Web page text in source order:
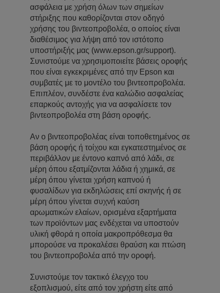
ασφάλεια με χρήση όλων των σημείων
στήριξης που καθορίζονται στον οδηγό
χρήσης του βιντεοπροβολέα, ο οποίος είναι
διαθέσιμος για λήψη από τον ιστότοπο
υποστήριξής μας (www.epson.gr/support).
Συνιστούμε να χρησιμοποιείτε βάσεις οροφής
που είναι εγκεκριμένες από την Epson και
συμβατές με το μοντέλο του βιντεοπροβολέα.
Επιπλέον, συνδέστε ένα καλώδιο ασφαλείας
επαρκούς αντοχής για να ασφαλίσετε τον
βιντεοπροβολέα στη βάση οροφής.
Αν ο βιντεοπροβολέας είναι τοποθετημένος σε
βάση οροφής ή τοίχου και εγκατεστημένος σε
περιβάλλον με έντονο καπνό από λάδι, σε
μέρη όπου εξατμίζονται λάδια ή χημικά, σε
μέρη όπου γίνεται χρήση καπνού ή
φυσαλίδων για εκδηλώσεις επί σκηνής ή σε
μέρη όπου γίνεται συχνή καύση
αρωματικών ελαίων, ορισμένα εξαρτήματα
των προϊόντων μας ενδέχεται να υποστούν
υλική φθορά η οποία μακροπρόθεσμα θα
μπορούσε να προκαλέσει θραύση και πτώση
του βιντεοπροβολέα από την οροφή.
Συνιστούμε τον τακτικό έλεγχο του
εξοπλισμού, είτε από τον χρήστη είτε από